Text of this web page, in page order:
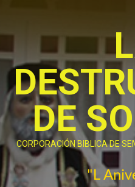
contenido
DE
CORPORACIÓN BIBLICA DE
"L